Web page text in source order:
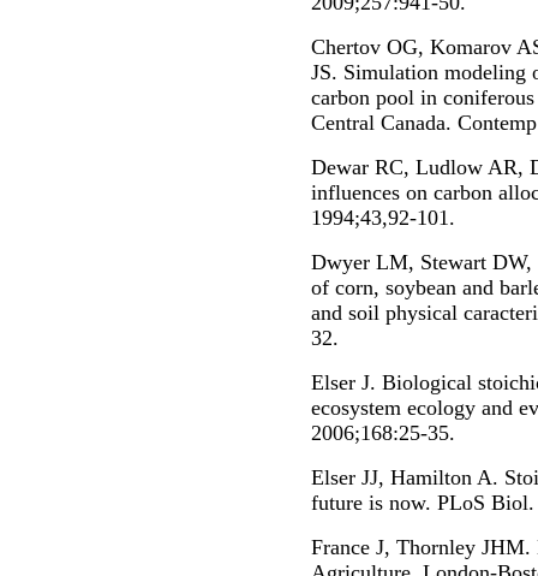
Chertov OG, Komarov
JS. Simulation modeling
carbon pool in
Central Canada.
Dewar RC, Ludlow AR,
influences on carbon
1994;43,92-101.
Dwyer LM, Stewart DW,
of corn, soybean and
and soil physical
32.
Elser J. Biological
ecosystem ecology and
2006;168:25-35.
Elser JJ, Hamilton A.
future is now. PLoS Biol.
France J, Thornley